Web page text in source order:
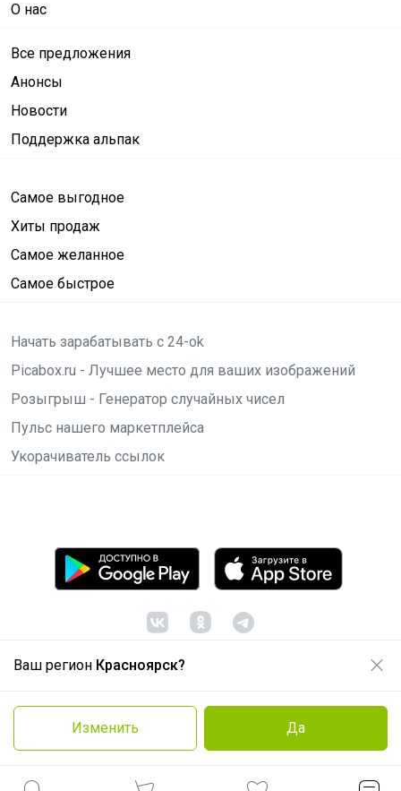
Ваш регион Красноярск?
Изменить Да
О нас
Все предложения
Анонсы
Новости
Поддержка альпак
Самое выгодное
Хиты продаж
Самое желанное
Самое быстрое
Начать зарабатывать с 24-ok
Picabox.ru - Лучшее место для ваших изображений
Розыгрыш - Генератор случайных чисел
Пульс нашего маркетплейса
Укорачиватель ссылок
© ООО "Лявита", ОГРН 1122468054070, 2012 -2026
Политика конфиденциальности
Cоглашение пользователя